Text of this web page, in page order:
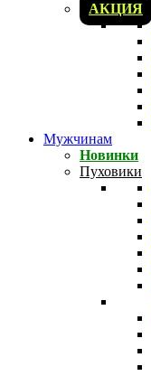
АКЦИЯ
Мужчинам
Новинки
Пуховики